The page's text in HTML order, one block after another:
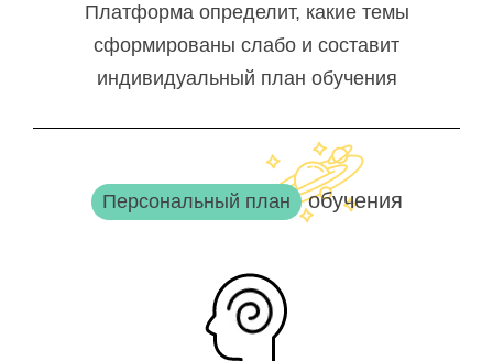
Платформа определит, какие темы
сформированы слабо и составит
индивидуальный план обучения
Персональный план обучения